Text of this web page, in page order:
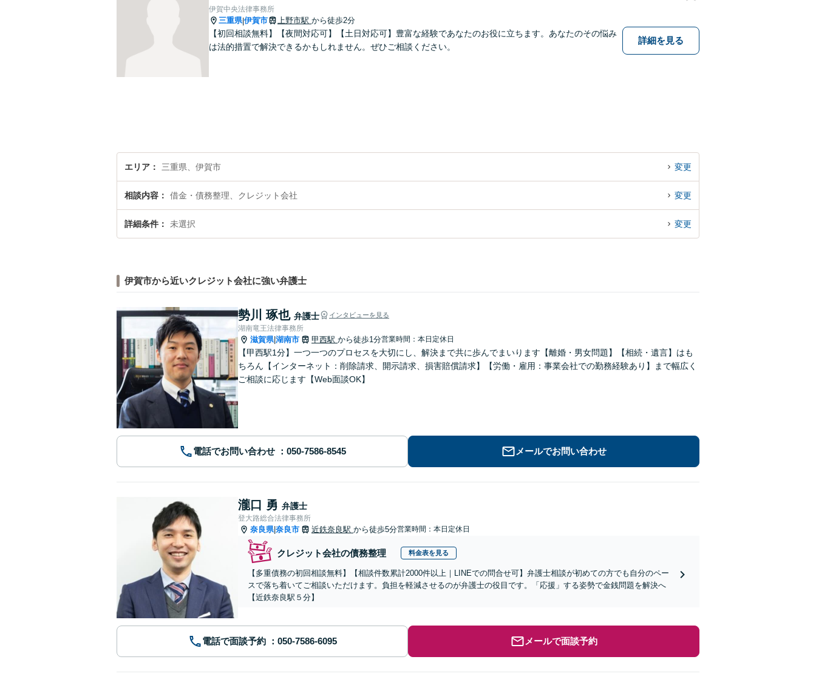
伊賀中央法律事務所
三重県|伊賀市 上野市駅 から徒歩2分
【初回相談無料】【夜間対応可】【土日対応可】豊富な経験であなたのお役に立ちます。あなたのその悩み
は法的措置で解決できるかもしれません。ぜひご相談ください。
詳細を見る
エリア 三重県、伊賀市 変更
相談内容 借金・債務整理、クレジット会社 変更
詳細条件 未選択 変更
伊賀市から近いクレジット会社に強い弁護士
勢川 琢也 弁護士 インタビューを見る
湖南竜王法律事務所
滋賀県|湖南市 甲西駅 から徒歩1分営業時間：本日定休日
【甲西駅1分】一つ一つのプロセスを大切にし、解決まで共に歩んでまいります【離婚・男女問題】【相続・遺言】はも
ちろん【インターネット：削除請求、開示請求、損害賠償請求】【労働・雇用：事業会社での勤務経験あり】まで幅広く
ご相談に応じます【Web面談OK】
電話でお問い合わせ メールでお問い合わせ
瀧口 勇 弁護士
登大路総合法律事務所
奈良県|奈良市 近鉄奈良駅 から徒歩5分営業時間：本日定休日
クレジット会社の債務整理 料金表を見る
【多重債務の初回相談無料】【相談件数累計2000件以上｜LINEでの問合せ可】弁護士相談が初めての方でも自分のペー
スで落ち着いてご相談いただけます。負担を軽減させるのが弁護士の役目です。「応援」する姿勢で金銭問題を解決へ
【近鉄奈良駅５分】
電話で面談予約 メールで面談予約